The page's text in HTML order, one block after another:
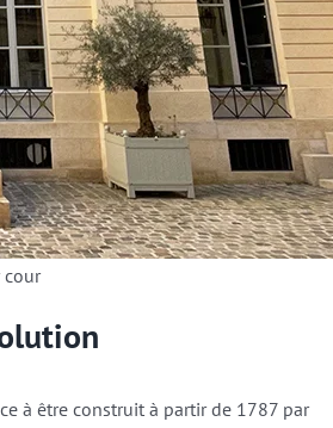
cour
à être construit à partir de 1787 par